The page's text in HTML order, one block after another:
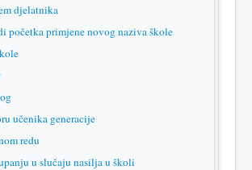
djelatnika
početka primjene novog naziva škole
učenika generacije
redu
u slučaju nasilja u školi